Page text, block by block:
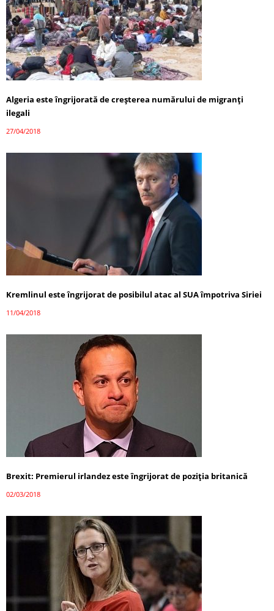
Algeria este îngrijorată de creșterea numărului de migranți
ilegali
27/04/2018
Kremlinul este îngrijorat de posibilul atac al SUA împotriva Siriei
11/04/2018
Brexit: Premierul irlandez este îngrijorat de poziția britanică
02/03/2018